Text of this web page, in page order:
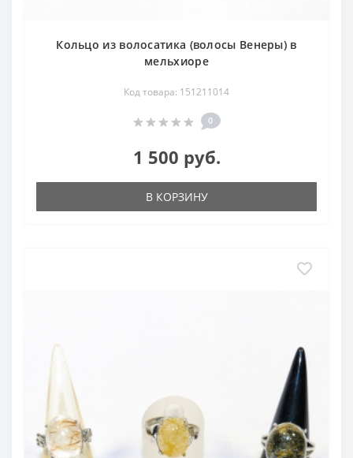
Кольцо из волосатика (волосы Венеры) в
мельхиоре
Код товара: 151211014
0
1 500 руб.
В КОРЗИНУ